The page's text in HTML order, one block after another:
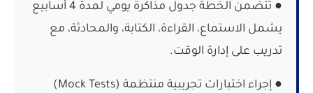
● تتضمن الخطة جدول مذاكرة يومي لمدة 4 أسابيع
يشمل الاستماع، القراءة، الكتابة، والمحادثة، مع
تدريب على إدارة الوقت.
● إجراء اختبارات تجريبية منتظمة (Mock Tests)